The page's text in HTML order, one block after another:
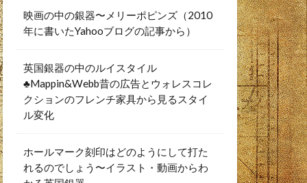
映画の中の銀器〜メリーポピンズ（2010
年に書いたYahooブログの記事から）
英国銀器の中のルイスタイル
♣︎Mappin&Webb昔の広告とウォレスコレ
クションのフレンチ家具から見るスタイ
ル変化
ホールマーク刻印はどのようにして打た
れるのでしょう〜イラスト・動画からわ